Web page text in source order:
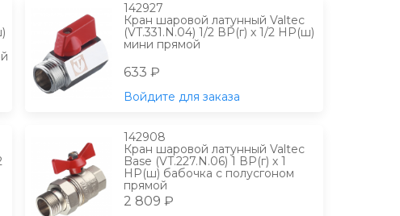
142927
Кран шаровой латунный Valtec
(VT.331.N.04) 1/2 ВР(г) х 1/2 НР(ш)
мини прямой
633 ₽
Войдите для заказа
142908
Кран шаровой латунный Valtec
Base (VT.227.N.06) 1 ВР(г) х 1
НР(ш) бабочка с полусгоном
прямой
2 809 ₽